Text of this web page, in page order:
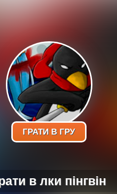
ГРАТИ В ГРУ
в лки пінгвін